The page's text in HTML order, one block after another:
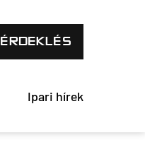
ÉRDEKLÉS
Ipari hírek